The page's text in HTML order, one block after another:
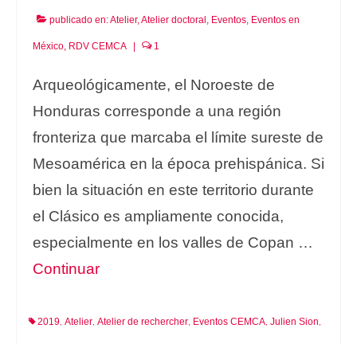
publicado en:Atelier,Atelier doctoral , Eventos, Eventos en
México, RDV CEMCA 1
Arqueológicamente, el Noroeste de
Honduras corresponde a una región
fronteriza que marcaba el límite sureste de
Mesoamérica en la época prehispánica. Si
bien la situación en este territorio durante
el Clásico es ampliamente conocida,
especialmente en los valles de Copan …
Continuar
2019, Atelier, Atelier de rechercher, Eventos CEMCA, Julien Sion,